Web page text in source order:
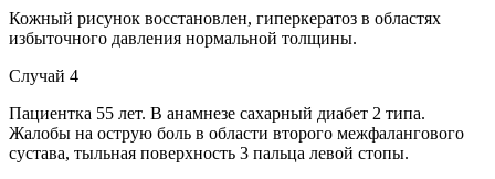
Кожный рисунок восстановлен, гиперкератоз в областях
избыточного давления нормальной толщины.
Случай 4
Пациентка 55 лет. В анамнезе сахарный диабет 2 типа.
Жалобы на острую боль в области второго межфалангового
сустава, тыльная поверхность 3 пальца левой стопы.